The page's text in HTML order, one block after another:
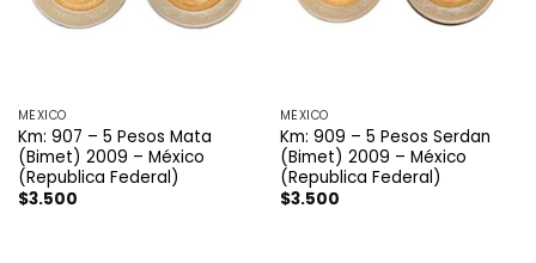
MÉXICO
Km: 907 – 5 Pesos Mata
(Bimet) 2009 – México
(Republica Federal)
$3.500
MÉXICO
Km: 909 – 5 Pesos Serdan
(Bimet) 2009 – México
(Republica Federal)
$3.500